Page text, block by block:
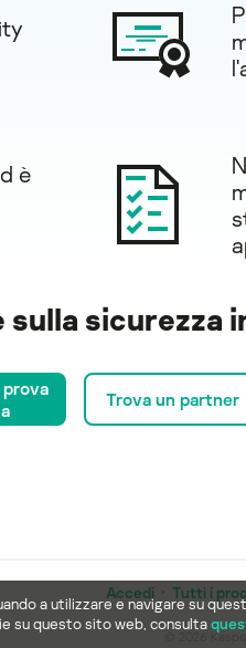
è
sicurezza
Trova un partner
Accedi Tutti i
© 2026
a utilizzare e navigare su
su questo sito web, consulta